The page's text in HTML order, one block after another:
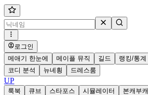
로그인
메애기 한눈에
메이플 뮤직 길드 랭킹/통계
코디 분석
뉴녜힁 드레스룸
UP
룩북 큐브 스타포스 시뮬레이터 본캐부캐